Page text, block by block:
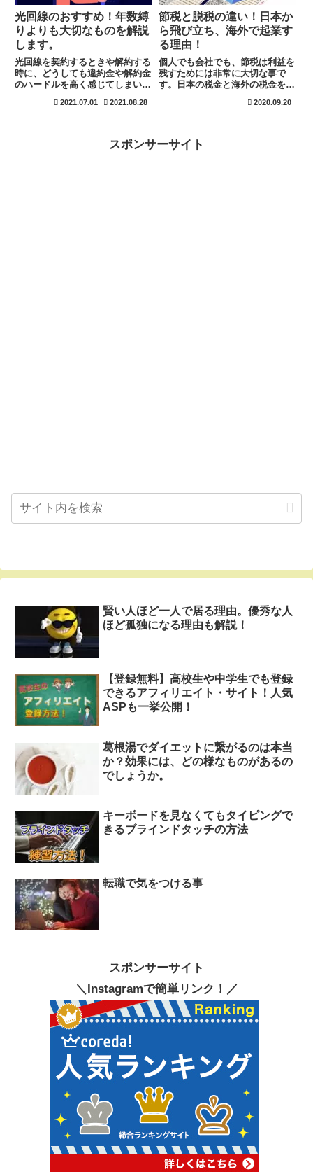
光回線のおすすめ！年数縛
りよりも大切なものを解説
します。
光回線を契約するときや解約する
時に、どうしても違約金や解約金
のハードルを高く感じてしまいま
い光回線を選べば全く問題はあり
する時に大切にすることも解説し
ています。結論は、違約金が発生
2021.07.01 2021.08.28
節税と脱税の違い！日本か
ら飛び立ち、海外で起業す
る理由！
個人でも会社でも、節税は利益を
残すためには非常に大切な事で
す。日本の税金と海外の税金を比
わります。日本の税収システムを
2020.09.20
スポンサーサイト
賢い人ほど一人で居る理由。優秀な人
ほど孤独になる理由も解説！
【登録無料】高校生や中学生でも登録
できるアフィリエイト・サイト！人気
ASPも一挙公開！
葛根湯でダイエットに繋がるのは本当
か？効果には、どの様なものがあるの
でしょうか。
キーボードを見なくてもタイピングで
きるブラインドタッチの方法
転職で気をつける事
スポンサーサイト
＼Instagramで簡単リンク！／